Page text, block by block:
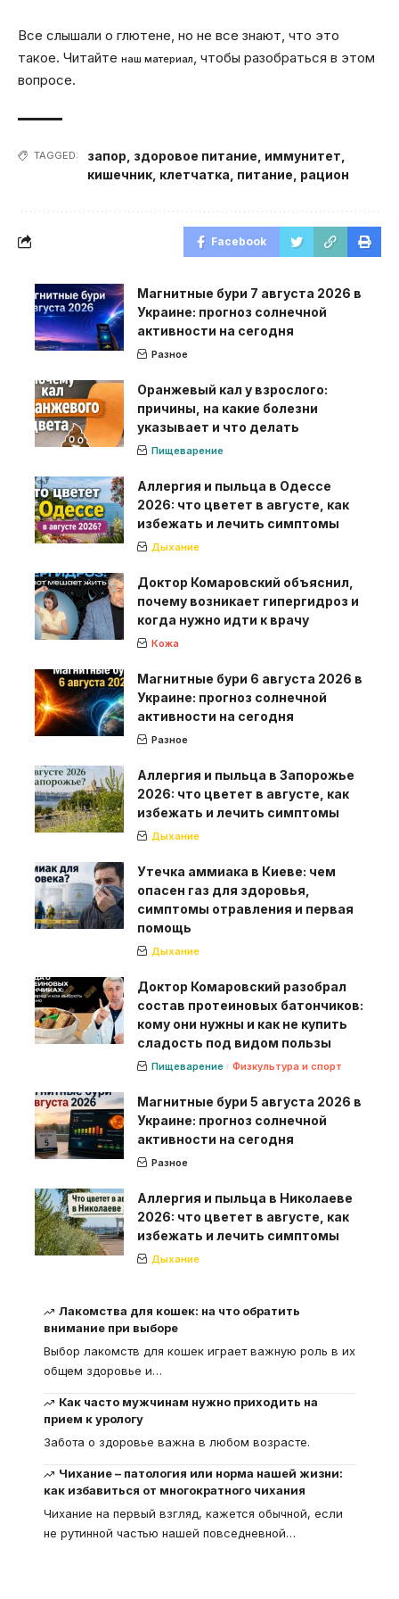
Все слышали о глютене, но не все знают, что это
такое. Читайте наш материал, чтобы разобраться в этом
вопросе.
TAGGED: запор здоровое питание иммунитет
кишечник клетчатка питание рацион
Facebook
Магнитные бури 7 августа 2026 в
Украине: прогноз солнечной
активности на сегодня
Разное
Оранжевый кал у взрослого:
причины, на какие болезни
указывает и что делать
Пищеварение
Аллергия и пыльца в Одессе
2026: что цветет в августе, как
избежать и лечить симптомы
Дыхание
Доктор Комаровский объяснил,
почему возникает гипергидроз и
когда нужно идти к врачу
Кожа
Магнитные бури 6 августа 2026 в
Украине: прогноз солнечной
активности на сегодня
Разное
Аллергия и пыльца в Запорожье
2026: что цветет в августе, как
избежать и лечить симптомы
Дыхание
Утечка аммиака в Киеве: чем
опасен газ для здоровья,
симптомы отравления и первая
помощь
Дыхание
Доктор Комаровский разобрал
состав протеиновых батончиков:
кому они нужны и как не купить
сладость под видом пользы
Пищеварение Физкультура и спорт
Магнитные бури 5 августа 2026 в
Украине: прогноз солнечной
активности на сегодня
Разное
Аллергия и пыльца в Николаеве
2026: что цветет в августе, как
избежать и лечить симптомы
Дыхание
Лакомства для кошек: на что обратить
внимание при выборе
Выбор лакомств для кошек играет важную роль в их
общем здоровье и…
Как часто мужчинам нужно приходить на
прием к урологу
Забота о здоровье важна в любом возрасте.
Чихание – патология или норма нашей жизни:
как избавиться от многократного чихания
Чихание на первый взгляд, кажется обычной, если
не рутинной частью нашей повседневной…